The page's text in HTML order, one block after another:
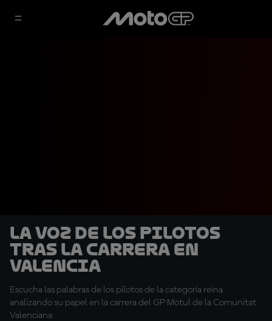
La voz de los pilotos
tras la carrera en
Valencia
Escucha las palabras de los pilotos de la categoría reina
analizando su papel en la carrera del GP Motul de la Comunitat
Valenciana